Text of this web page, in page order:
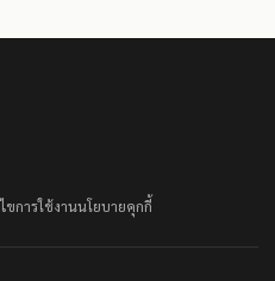
ขการใช้งานนโยบายคุกกี้